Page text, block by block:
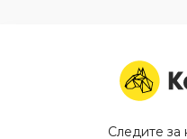
Следите за